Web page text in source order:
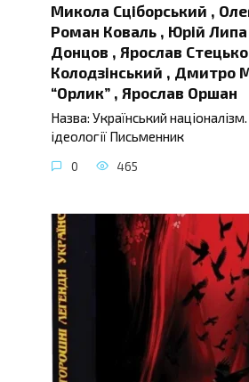
Микола Сціборський ,
Роман Коваль , Юрій
Донцов , Ярослав
Колодзінський , Дмитро
“Орлик” , Ярослав Оршан
Назва: Український
ідеології Письменник
0 465